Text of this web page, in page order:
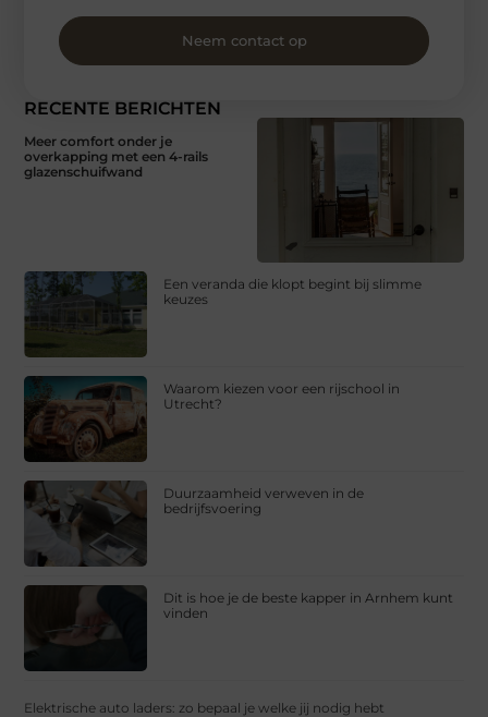
RECENTE BERICHTEN
Meer comfort onder je
overkapping met een 4-rails
glazenschuifwand
Een veranda die klopt begint bij slimme
keuzes
Waarom kiezen voor een rijschool in
Utrecht?
Duurzaamheid verweven in de
bedrijfsvoering
Dit is hoe je de beste kapper in Arnhem kunt
vinden
Elektrische auto laders: zo bepaal je welke jij nodig hebt
Neem contact op